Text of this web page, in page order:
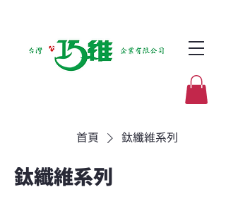
首頁 鈦纖維系列
鈦纖維系列